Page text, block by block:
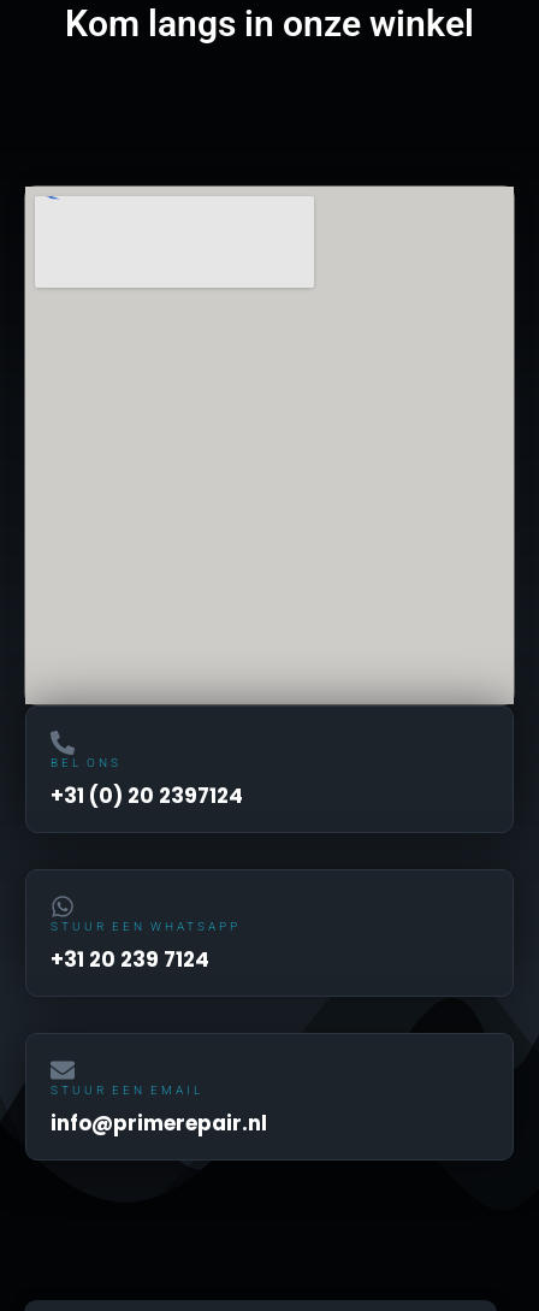
Kom langs in onze winkel
BEL ONS
+31 (0) 20 2397124
STUUR EEN WHATSAPP
+31 20 239 7124
STUUR EEN EMAIL
info@primerepair.nl